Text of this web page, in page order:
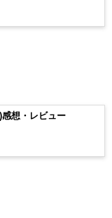
想・レビュー